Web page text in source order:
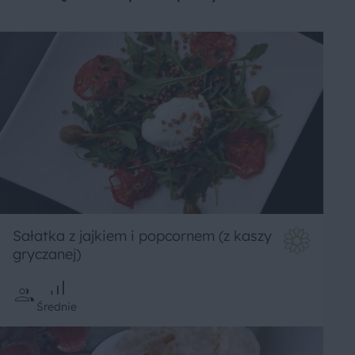
Sałatka z jajkiem i popcornem (z kaszy
gryczanej)
Średnie